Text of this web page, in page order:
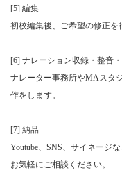
[5] 編集
初校編集後、ご希望の修正を
[6] ナレーション収録・整音
ナレーター事務所やMAスタ
作をします。
[7] 納品
Youtube、SNS、サイネージ
お気軽にご相談ください。